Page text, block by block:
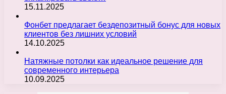
15.11.2025
Фонбет предлагает бездепозитный бонус для новых
клиентов без лишних условий
14.10.2025
Натяжные потолки как идеальное решение для
современного интерьера
10.09.2025